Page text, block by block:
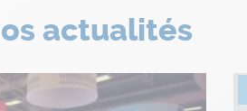
actualités